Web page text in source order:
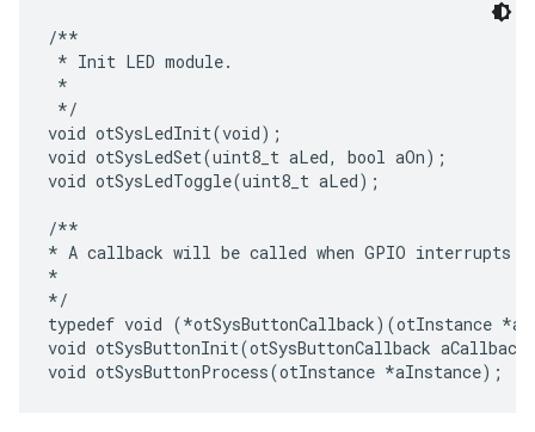
/**
* Init LED module.
*
*/
void otSysLedInit(void);
void otSysLedSet(uint8_t aLed, bool aOn);
void otSysLedToggle(uint8_t aLed);
/**
* A callback will be called when GPIO interrupts
*
*/
typedef void (*otSysButtonCallback)(otInstance
void otSysButtonInit(otSysButtonCallback